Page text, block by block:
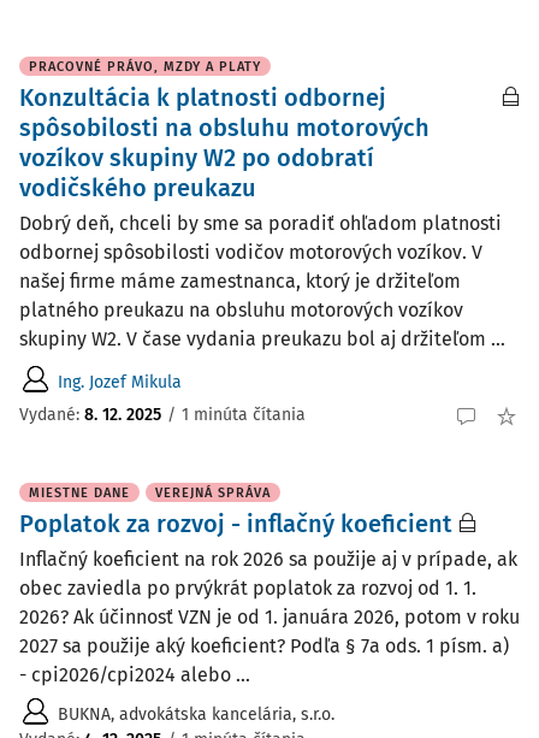
PRACOVNÉ PRÁVO, MZDY A PLATY
Konzultácia k platnosti odbornej
spôsobilosti na obsluhu motorových
vozíkov skupiny W2 po odobratí
vodičského preukazu
Dobrý deň, chceli by sme sa poradiť ohľadom platnosti
odbornej spôsobilosti vodičov motorových vozíkov. V
našej firme máme zamestnanca, ktorý je držiteľom
platného preukazu na obsluhu motorových vozíkov
skupiny W2. V čase vydania preukazu bol aj držiteľom ...
Ing. Jozef Mikula
Vydané: 8. 12. 2025 / 1 minúta čítania
MIESTNE DANE VEREJNÁ SPRÁVA
Poplatok za rozvoj - inflačný koeficient
Inflačný koeficient na rok 2026 sa použije aj v prípade, ak
obec zaviedla po prvýkrát poplatok za rozvoj od 1. 1.
2026? Ak účinnosť VZN je od 1. januára 2026, potom v roku
2027 sa použije aký koeficient? Podľa § 7a ods. 1 písm. a)
- cpi2026/cpi2024 alebo ...
BUKNA, advokátska kancelária, s.r.o.